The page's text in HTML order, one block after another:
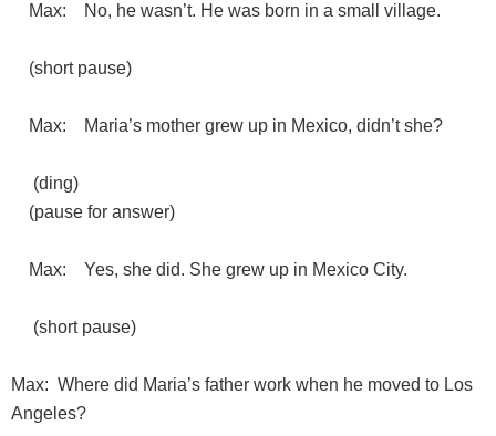
Max: No, he wasn’t. He was born in a small village.
(short pause)
Max: Maria’s mother grew up in Mexico, didn’t she?
(ding)
(pause for answer)
Max: Yes, she did. She grew up in Mexico City.
(short pause)
Max: Where did Maria’s father work when he moved to Los
Angeles?